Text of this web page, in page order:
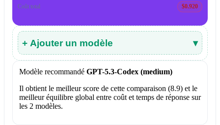
Coût total $0.920
+ Ajouter un modèle ▾
Modèle recommandé GPT-5.3-Codex (medium)
Il obtient le meilleur score de cette comparaison (8.9) et le
meilleur équilibre global entre coût et temps de réponse sur
les 2 modèles.